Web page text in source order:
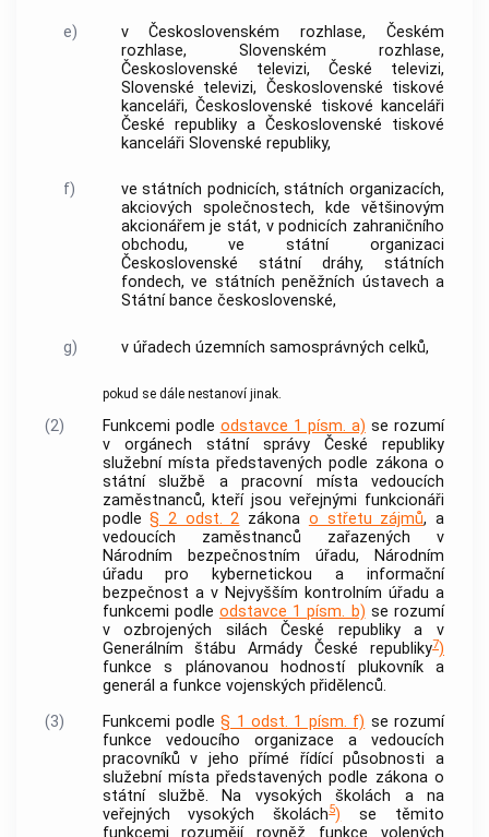
e)
v Československém rozhlase, Českém
rozhlase, Slovenském rozhlase,
Československé televizi, České televizi,
Slovenské televizi, Československé tiskové
kanceláři, Československé tiskové kanceláři
České republiky a Československé tiskové
kanceláři Slovenské republiky,
f)
ve státních podnicích, státních organizacích,
akciových společnostech, kde většinovým
akcionářem je stát, v podnicích zahraničního
obchodu, ve státní organizaci
Československé státní dráhy, státních
fondech, ve státních peněžních ústavech a
Státní bance československé,
g) v úřadech územních samosprávných celků,
pokud se dále nestanoví jinak.
(2) Funkcemi podle odstavce 1 písm. a) se rozumí
v orgánech státní správy České republiky
služební místa představených podle zákona o
státní službě a pracovní místa vedoucích
zaměstnanců, kteří jsou veřejnými funkcionáři
podle§ 2 odst. 2 zákona o střetu zájmů, a
vedoucích zaměstnanců zařazených v
Národním bezpečnostním úřadu, Národním
úřadu pro kybernetickou a informační
bezpečnost a v Nejvyšším kontrolním úřadu a
funkcemi podle odstavce 1 písm. b) se rozumí
v ozbrojených silách České republiky a v
Generálním štábuArmády České republiky7)
funkce s plánovanou hodností plukovník a
generál a funkce vojenských přidělenců.
(3)
Funkcemi podle§ 1 odst. 1 písm. f) se rozumí
funkce vedoucího organizace a vedoucích
pracovníků v jeho přímé řídící působnosti a
služební místa představených podle zákona o
státní službě. Na vysokých školách a na
veřejných vysokých školách5) se těmito
funkcemi rozumějí rovněž funkce volených